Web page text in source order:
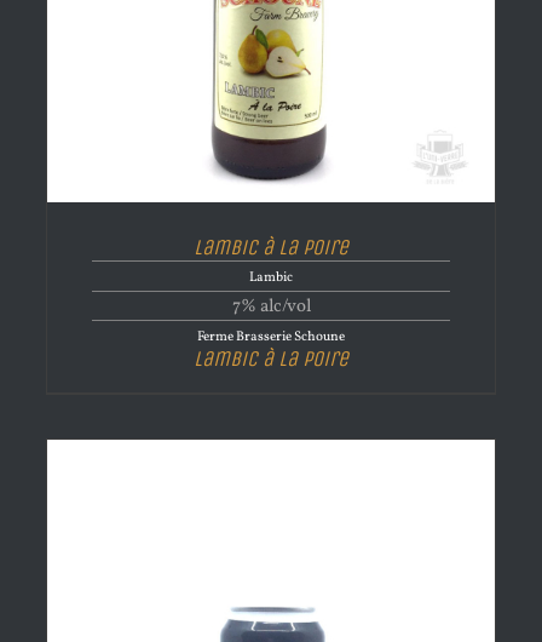
Lambic à la Poire
Lambic
7% alc/vol
Ferme Brasserie Schoune
Lambic à la Poire